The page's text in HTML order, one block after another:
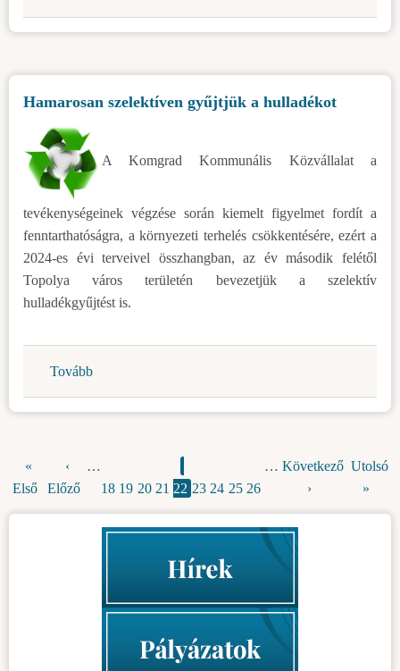
az
Ifjúsági
Hamarosan szelektíven gyűjtjük a hulladékot
A Komgrad Kommunális Közvállalat a
tevékenységeinek végzése során kiemelt figyelmet fordít a
fenntarthatóságra, a környezeti terhelés csökkentésére, ezért a
2024-es évi terveivel összhangban, az év második felétől
Topolya város területén bevezetjük a szelektív
hulladékgyűjtést is.
Tovább
szelektíven
gyűjtjük
Oldalszámozás
Első
oldal
«
Első
Előző
oldal
‹
Előző
…
18 19 20 21
oldal
22 23 24
Oldal
25
Oldal
26
… Következő
oldal
Következő
›
Utolsó
oldal
Utolsó
»